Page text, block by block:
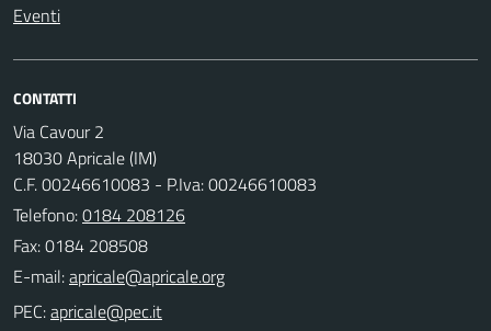
Eventi
CONTATTI
Via Cavour 2
18030 Apricale (IM)
C.F. 00246610083 - P.Iva: 00246610083
Telefono:0184 208126
Fax: 0184 208508
E-mail:
PEC: